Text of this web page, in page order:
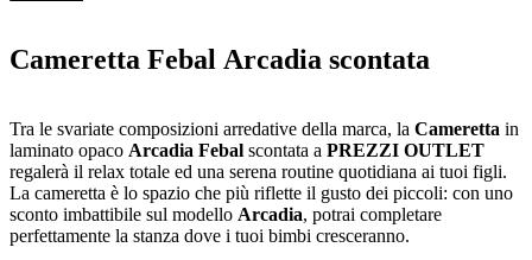
Cameretta Febal Arcadia scontata
Tra le svariate composizioni arredative della marca, la Cameretta in
laminato opaco Arcadia Febal scontata a PREZZI OUTLET
regalerà il relax totale ed una serena routine quotidiana ai tuoi figli.
La cameretta è lo spazio che più riflette il gusto dei piccoli: con uno
sconto imbattibile sul modello Arcadia, potrai completare
perfettamente la stanza dove i tuoi bimbi cresceranno.